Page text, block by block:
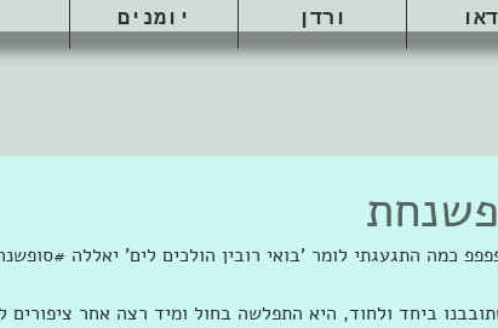
ורדן יומנים
כמה התגעגתי לומר 'בואי רובין הולכים לים' יאללה
ביחד ולחוד, היא התפלשה בחול ומיד רצה אחר ציפורים